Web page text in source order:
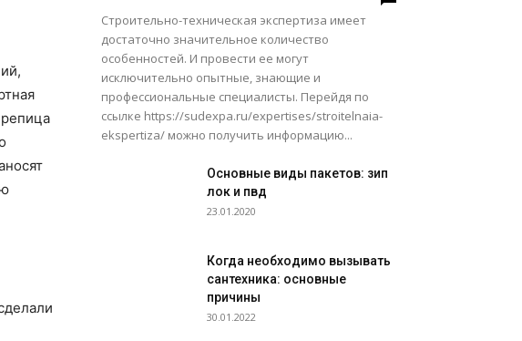
Строительно-техническая экспертиза имеет
достаточно значительное количество
особенностей. И провести ее могут
исключительно опытные, знающие и
профессиональные специалисты. Перейдя по
ссылке https://sudexpa.ru/expertises/stroitelnaia-
ekspertiza/ можно получить информацию...
Основные виды пакетов: зип
лок и пвд
23.01.2020
Когда необходимо вызывать
сантехника: основные
причины
30.01.2022